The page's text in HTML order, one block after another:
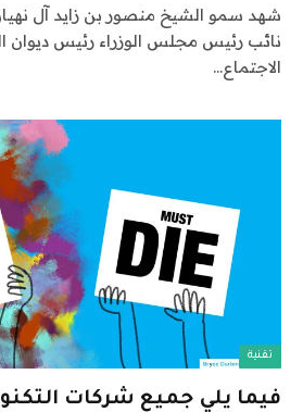
شهد سمو الشيخ منصور بن زايد آل
نائب رئيس مجلس الوزراء رئيس ديوان
الاجتماع…
تقنية
فيما يلي جميع شركات